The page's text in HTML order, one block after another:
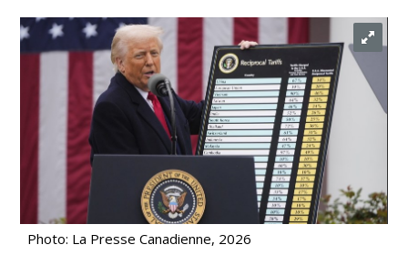
Photo: La Presse Canadienne, 2026